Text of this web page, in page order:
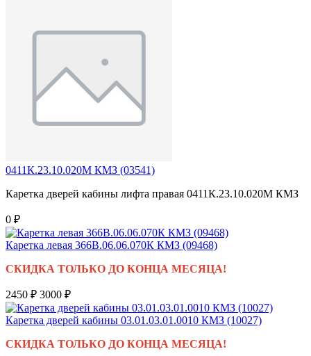
0411К.23.10.020М КМЗ (03541)
Каретка дверей кабины лифта правая 0411К.23.10.020М КМЗ
0 ₽
Каретка левая 366В.06.06.070К КМЗ (09468)
СКИДКА ТОЛЬКО ДО КОНЦА МЕСЯЦА!
2450 ₽ 3000 ₽
Каретка дверей кабины 03.01.03.01.0010 КМЗ (10027)
СКИДКА ТОЛЬКО ДО КОНЦА МЕСЯЦА!